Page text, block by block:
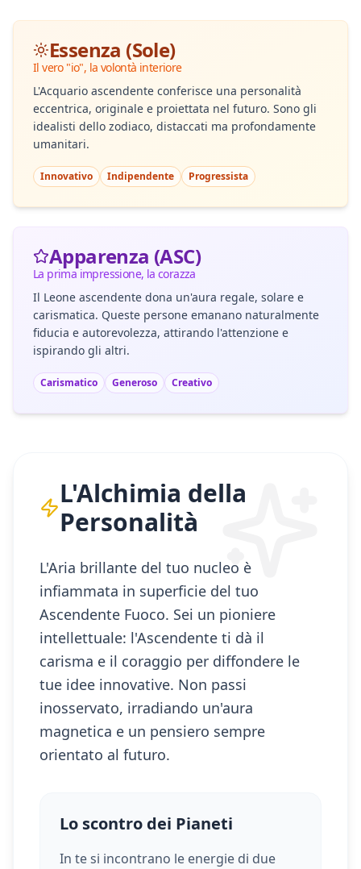
Essenza (Sole)
Il vero "io", la volontà interiore
L'Acquario ascendente conferisce una personalità
eccentrica, originale e proiettata nel futuro. Sono gli
idealisti dello zodiaco, distaccati ma profondamente
umanitari.
Innovativo Indipendente Progressista
Apparenza (ASC)
La prima impressione, la corazza
Il Leone ascendente dona un'aura regale, solare e
carismatica. Queste persone emanano naturalmente
fiducia e autorevolezza, attirando l'attenzione e
ispirando gli altri.
Carismatico Generoso Creativo
L'Alchimia della
Personalità
L'Aria brillante del tuo nucleo è
infiammata in superficie del tuo
Ascendente Fuoco. Sei un pioniere
intellettuale: l'Ascendente ti dà il
carisma e il coraggio per diffondere le
tue idee innovative. Non passi
inosservato, irradiando un'aura
magnetica e un pensiero sempre
orientato al futuro.
Lo scontro dei Pianeti
In te si incontrano le energie di due